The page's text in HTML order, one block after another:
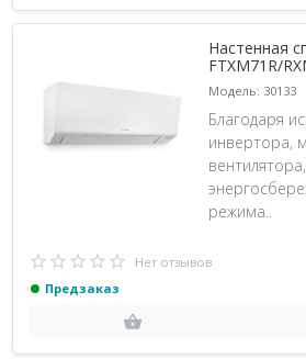
Настенная
FTXM71R/
комплект -40)
Модель: 30133
Благодаря
инвертора,
режима..
Нет отзывов
Предзаказ